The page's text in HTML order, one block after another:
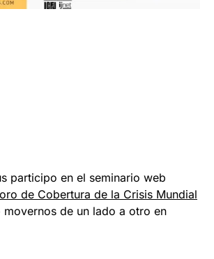
participo en el seminario web
oro de Cobertura de la Crisis Mundial
movernos de un lado a otro en